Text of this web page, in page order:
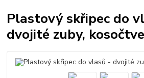
Plastový skřipec do
dvojité zuby,